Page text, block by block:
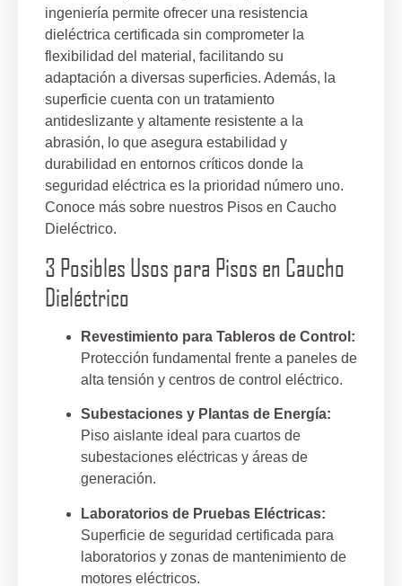
ingeniería permite ofrecer una resistencia
dieléctrica certificada sin comprometer la
flexibilidad del material, facilitando su
adaptación a diversas superficies. Además, la
superficie cuenta con un tratamiento
antideslizante y altamente resistente a la
abrasión, lo que asegura estabilidad y
durabilidad en entornos críticos donde la
seguridad eléctrica es la prioridad número uno.
Conoce más sobre nuestros Pisos en Caucho
Dieléctrico.
3 Posibles Usos para Pisos en Caucho
Dieléctrico
Revestimiento para Tableros de Control:
Protección fundamental frente a paneles de
alta tensión y centros de control eléctrico.
Subestaciones y Plantas de Energía:
Piso aislante ideal para cuartos de
subestaciones eléctricas y áreas de
generación.
Laboratorios de Pruebas Eléctricas:
Superficie de seguridad certificada para
laboratorios y zonas de mantenimiento de
motores eléctricos.